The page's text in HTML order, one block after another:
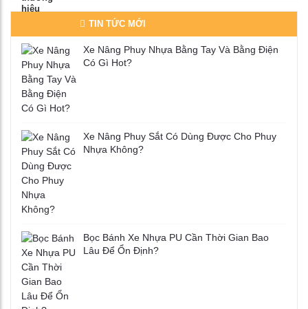
TIN TỨC MỚI
Xe Nâng Phuy Nhựa Bằng Tay Và Bằng Điện
Có Gì Hot?
Xe Nâng Phuy Sắt Có Dùng Được Cho Phuy
Nhựa Không?
Bọc Bánh Xe Nhựa PU Cần Thời Gian Bao
Lâu Để Ổn Định?